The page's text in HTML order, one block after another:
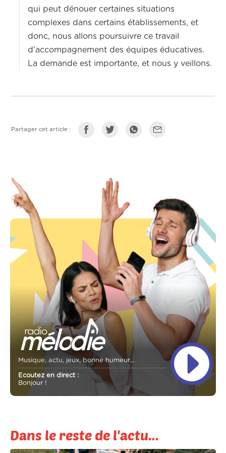
qui peut dénouer certaines situations
complexes dans certains établissements, et
donc, nous allons poursuivre ce travail
d'accompagnement des équipes éducatives.
La demande est importante, et nous y veillons.
Partager cet article :
Musique, actu, jeux, bonne humeur...
Ecoutez en direct :
Bonjour !
Dans le reste de l'actu...